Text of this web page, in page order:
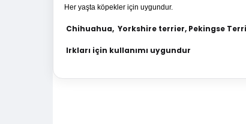
Her yaşta köpekler için uygundur.
Chihuahua, Yorkshire terrier, Pekingse
Irkları için kullanımı uygundur